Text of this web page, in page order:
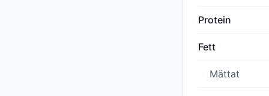
Protein
Fett
Mättat